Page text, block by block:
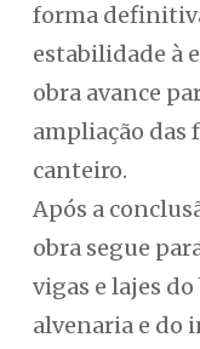
forma
estabilidade à
obra avance
ampliação das
canteiro.
Após a
obra segue
vigas e lajes
alvenaria e do